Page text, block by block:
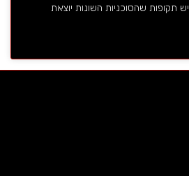
תקופות שהסוכניות השונות יוצאת